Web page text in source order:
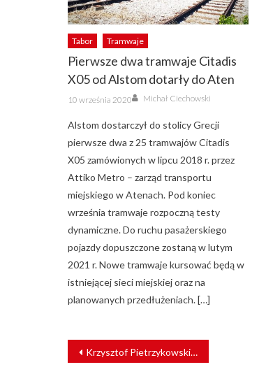
Tabor Tramwaje
Pierwsze dwa tramwaje Citadis
X05 od Alstom dotarły do Aten
Posted
on
10 września 2020 Author
Michał Ciechowski
Alstom dostarczył do stolicy Grecji
pierwsze dwa z 25 tramwajów Citadis
X05 zamówionych w lipcu 2018 r. przez
Attiko Metro – zarząd transportu
miejskiego w Atenach. Pod koniec
września tramwaje rozpoczną testy
dynamiczne. Do ruchu pasażerskiego
pojazdy dopuszczone zostaną w lutym
2021 r. Nowe tramwaje kursować będą w
istniejącej sieci miejskiej oraz na
planowanych przedłużeniach. […]
NAWIGACJA
WPISU
Krzysztof Pietrzykowski nowym prezesem POLREGIO